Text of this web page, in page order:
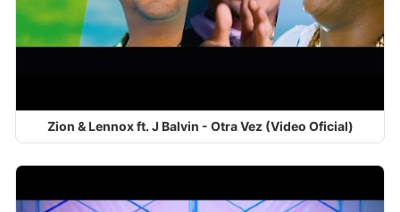
Zion & Lennox ft. J Balvin - Otra Vez (Video Oficial)